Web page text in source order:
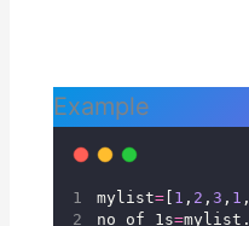
Example
mylist=[ 1 , 2 , 3 , 1 ,
no_of_1s=